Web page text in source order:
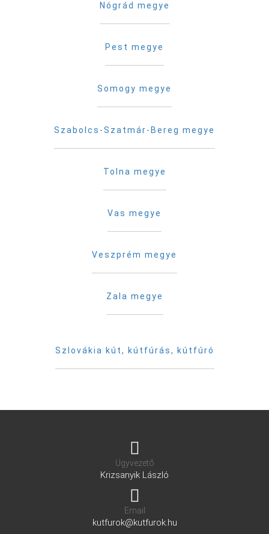
Nógrád megye
Pest megye
Somogy megye
Szabolcs-Szatmár-Bereg megye
Tolna megye
Vas megye
Veszprém megye
Zala megye
Szlovákia kút, kútfúrás, kútfúró
Ügyvezető
Krizsanyik László
Email
kutfurok@kutfurok.hu